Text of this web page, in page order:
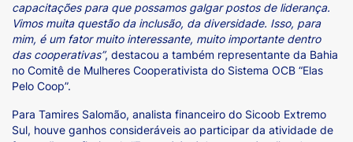
capacitações para que possamos galgar postos de liderança.
Vimos muita questão da inclusão, da diversidade. Isso, para
mim, é um fator muito interessante, muito importante dentro
das cooperativas”, destacou a também representante da Bahia
no Comitê de Mulheres Cooperativista do Sistema OCB “Elas
Pelo Coop”.
Para Tamires Salomão, analista financeiro do Sicoob Extremo
Sul, houve ganhos consideráveis ao participar da atividade de